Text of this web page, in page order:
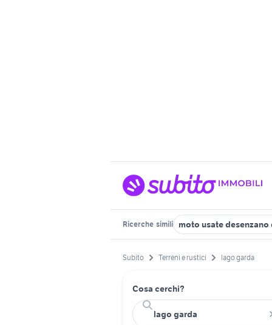
Ricerche simili moto usate desenzano
Subito Terreni e rustici lago garda
Cosa cerchi?